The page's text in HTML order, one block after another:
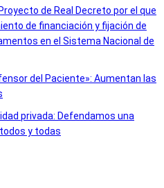
de Real Decreto por el que
de financiación y fijación de
en el Sistema Nacional de
del Paciente»: Aumentan las
privada: Defendamos una
y todas